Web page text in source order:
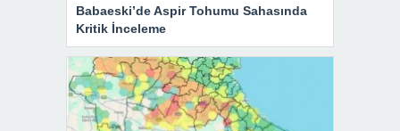
Babaeski’de Aspir Tohumu Sahasında
Kritik İnceleme